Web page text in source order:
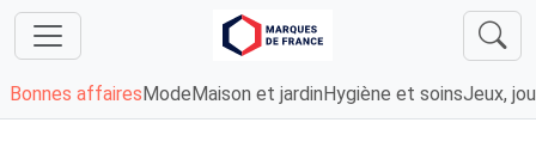
Bonnes affaires Mode Maison et jardin Hygiène et soinsJeux,